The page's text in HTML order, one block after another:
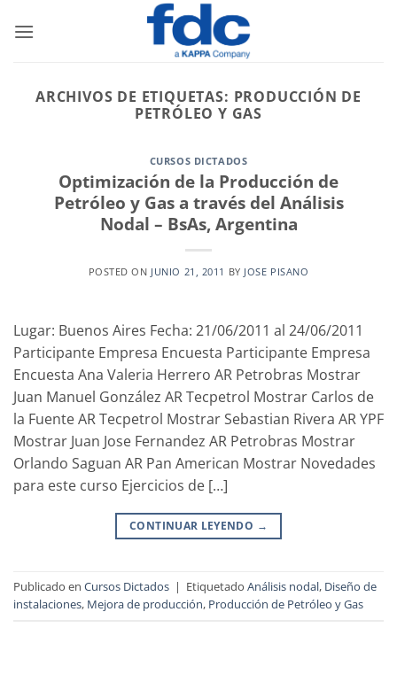
ARCHIVOS DE ETIQUETAS: PRODUCCIÓN DE
PETRÓLEO Y GAS
CURSOS DICTADOS
Optimización de la Producción de
Petróleo y Gas a través del Análisis
Nodal – BsAs, Argentina
POSTED ON JUNIO 21, 2011 BY JOSE PISANO
Lugar: Buenos Aires Fecha: 21/06/2011 al 24/06/2011
Participante Empresa Encuesta Participante Empresa
Encuesta Ana Valeria Herrero AR Petrobras Mostrar
Juan Manuel González AR Tecpetrol Mostrar Carlos de
la Fuente AR Tecpetrol Mostrar Sebastian Rivera AR YPF
Mostrar Juan Jose Fernandez AR Petrobras Mostrar
Orlando Saguan AR Pan American Mostrar Novedades
para este curso Ejercicios de […]
CONTINUAR LEYENDO →
Publicado en Cursos Dictados | Etiquetado Análisis nodal, Diseño de
instalaciones, Mejora de producción, Producción de Petróleo y Gas